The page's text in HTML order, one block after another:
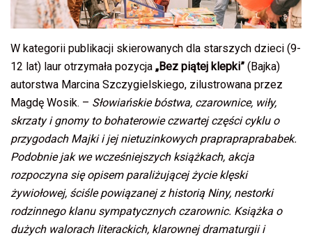
W kategorii publikacji skierowanych dla starszych dzieci (9-
12 lat) laur otrzymała pozycja „Bez piątej klepki” (Bajka)
autorstwa Marcina Szczygielskiego, zilustrowana przez
Magdę Wosik. – Słowiańskie bóstwa, czarownice, wiły,
skrzaty i gnomy to bohaterowie czwartej części cyklu o
przygodach Majki i jej nietuzinkowych praprapraprababek.
Podobnie jak we wcześniejszych książkach, akcja
rozpoczyna się opisem paraliżującej życie klęski
żywiołowej, ściśle powiązanej z historią Niny, nestorki
rodzinnego klanu sympatycznych czarownic. Książka o
dużych walorach literackich, klarownej dramaturgii i